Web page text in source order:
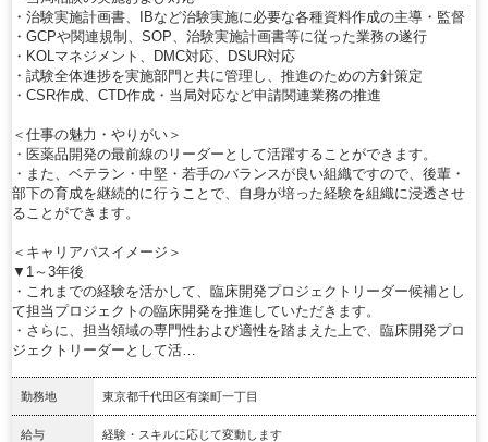
・治験実施計画書、IBなど治験実施に必要な各種資料作成の主導・監督
・GCPや関連規制、SOP、治験実施計画書等に従った業務の遂行
・KOLマネジメント、DMC対応、DSUR対応
・試験全体進捗を実施部門と共に管理し、推進のための方針策定
・CSR作成、CTD作成・当局対応など申請関連業務の推進
＜仕事の魅力・やりがい＞
・医薬品開発の最前線のリーダーとして活躍することができます。
・また、ベテラン・中堅・若手のバランスが良い組織ですので、後輩・
部下の育成を継続的に行うことで、自身が培った経験を組織に浸透させ
ることができます。
＜キャリアパスイメージ＞
▼1～3年後
・これまでの経験を活かして、臨床開発プロジェクトリーダー候補とし
て担当プロジェクトの臨床開発を推進していただきます。
・さらに、担当領域の専門性および適性を踏まえた上で、臨床開発プロ
ジェクトリーダーとして活…
勤務地 東京都千代田区有楽町一丁目
給与 経験・スキルに応じて変動します